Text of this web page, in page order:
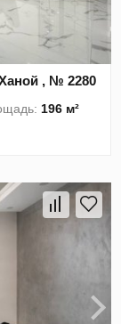
, № 2280
196 м²